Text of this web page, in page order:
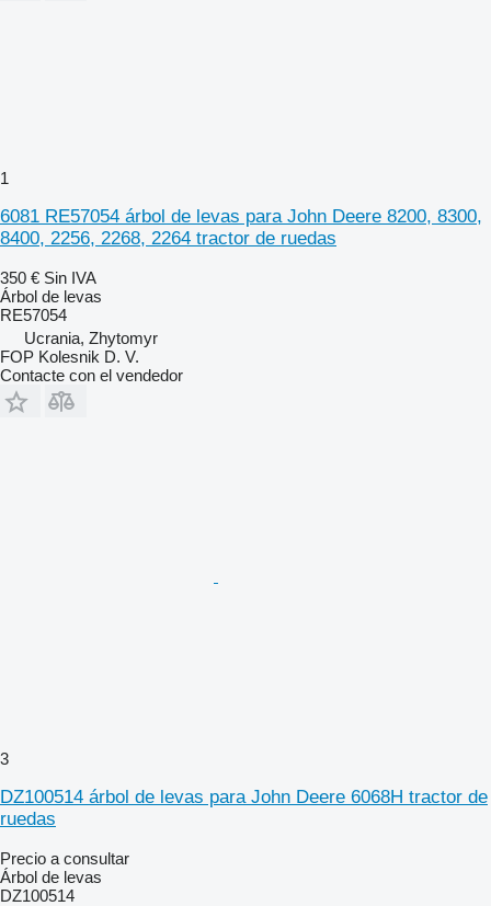
1
6081 RE57054 árbol de levas para John Deere 8200, 8300,
8400, 2256, 2268, 2264 tractor de ruedas
350 € Sin IVA
Árbol de levas
RE57054
Ucrania, Zhytomyr
FOP Kolesnik D. V.
Contacte con el vendedor
3
DZ100514 árbol de levas para John Deere 6068H tractor de
ruedas
Precio a consultar
Árbol de levas
DZ100514